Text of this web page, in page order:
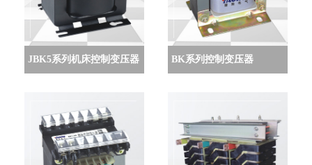
JBK5系列机床控制变压器 BK系列控制变压器